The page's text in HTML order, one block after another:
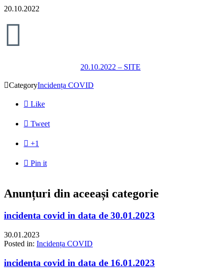
20.10.2022

20.10.2022 – SITE
CategoryIncidența COVID
 Like
 Tweet
 +1
 Pin it
Anunțuri din aceeași categorie
incidenta covid in data de 30.01.2023
30.01.2023
Posted in: Incidența COVID
incidenta covid in data de 16.01.2023